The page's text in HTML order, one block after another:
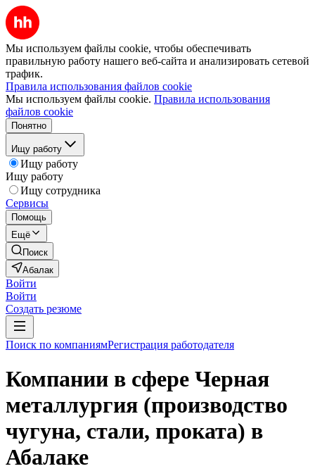
Мы используем файлы cookie, чтобы обеспечивать
правильную работу нашего веб-сайта и анализировать сетевой
трафик.
Правила использования файлов cookie
Мы используем файлы cookie. Правила использования
файлов cookie
Понятно
Ищу работу
Ищу работу
Ищу работу
Ищу сотрудника
Сервисы
Помощь
Ещё
Поиск
Абалак
Войти
Войти
Создать резюме
Поиск по компаниямРегистрация работодателя
Компании в сфере Черная
металлургия (производство
чугуна, стали, проката) в
Абалаке